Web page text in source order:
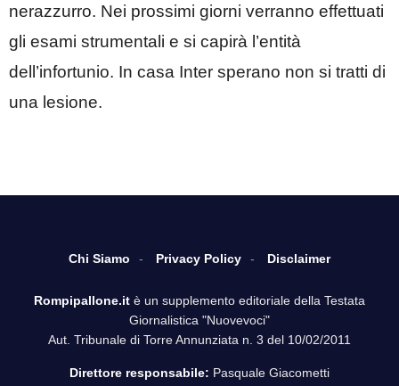
nerazzurro. Nei prossimi giorni verranno effettuati
gli esami strumentali e si capirà l’entità
dell’infortunio. In casa Inter sperano non si tratti di
una lesione.
Chi Siamo Privacy Policy Disclaimer
Rompipallone.it è un supplemento editoriale della Testata
Giornalistica "Nuovevoci"
Aut. Tribunale di Torre Annunziata n. 3 del 10/02/2011
Direttore responsabile: Pasquale Giacometti